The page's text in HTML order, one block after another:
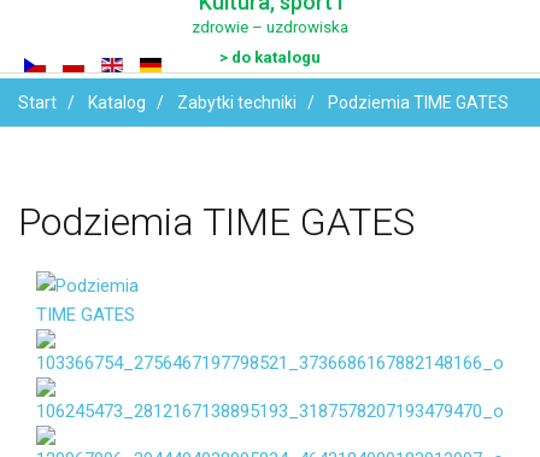
zdrowie – uzdrowiska
> do katalogu
Start Katalog Zabytki techniki Podziemia TIME GATES
Podziemia TIME GATES
Imię i
Nazwisko